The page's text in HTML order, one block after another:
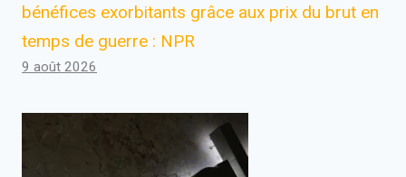
bénéfices exorbitants grâce aux prix du brut en
temps de guerre : NPR
9 août 2026